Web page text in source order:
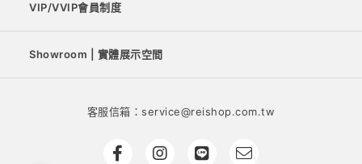
VIP/VVIP會員制度
Showroom | 實體展示空間
客服信箱：service@reishop.com.tw